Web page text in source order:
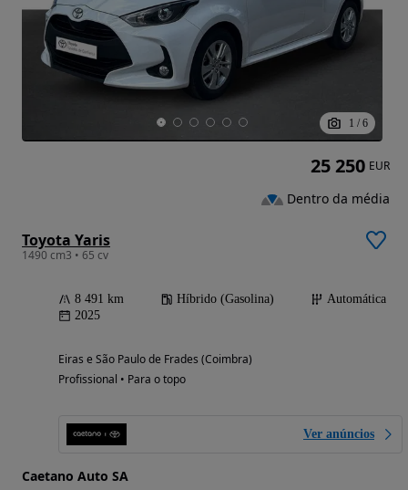
1 / 6
Toyota Yaris
1490 cm3 • 65 cv
8 491 km Híbrido (Gasolina)
Automática
2025
Eiras e São Paulo de Frades (Coimbra)
Profissional • Para o topo
Ver anúncios
Caetano Auto SA
25 250 EUR
Dentro da média